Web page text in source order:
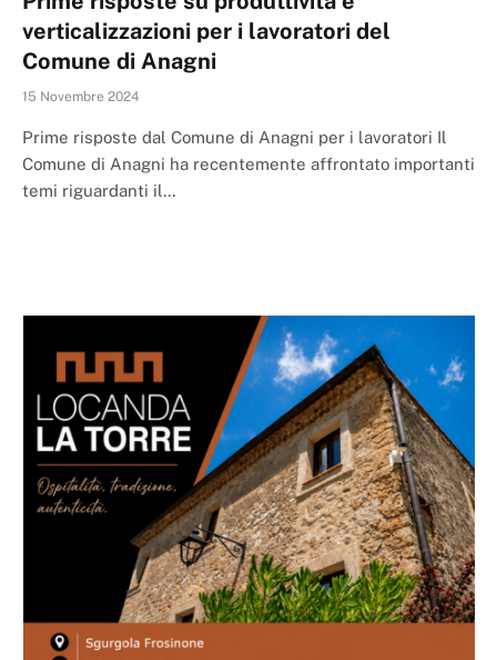
verticalizzazioni per i lavoratori del
Comune di Anagni
15 Novembre 2024
Prime risposte dal Comune di Anagni per i lavoratori Il
Comune di Anagni ha recentemente affrontato importanti
temi riguardanti il…